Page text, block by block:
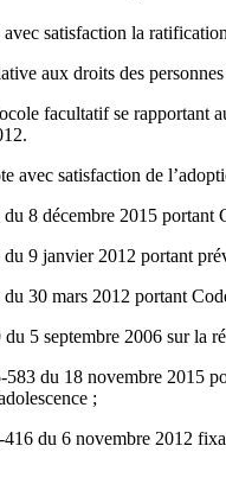
satisfaction la
aux droits des
facultatif se rapportant
avec satisfaction de
8 décembre 2015 portant
9 janvier 2012 portant
30 mars 2012 portant
5 septembre 2006 sur la
du 18 novembre 2015
;
du 6 novembre 2012